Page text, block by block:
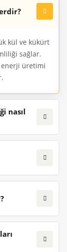
kül ve kükürt
sağlar.
enerji üretimi
nasıl